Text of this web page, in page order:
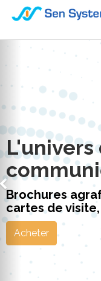
L'univers
Brochures
cartes de
Acheter